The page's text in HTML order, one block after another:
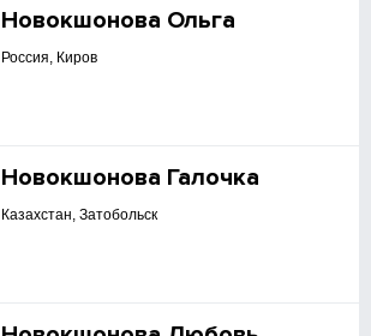
Новокшонова Ольга
Россия, Киров
Новокшонова Галочка
Казахстан, Затобольск